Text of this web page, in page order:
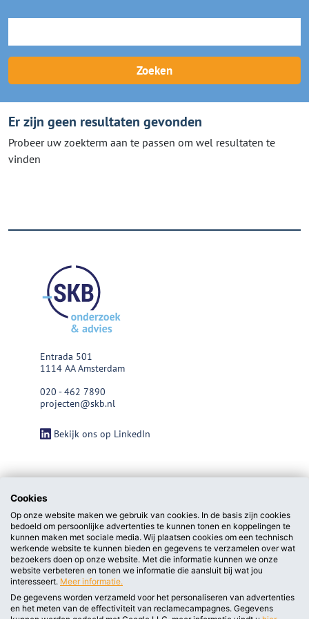
Zoeken
Er zijn geen resultaten gevonden
Probeer uw zoekterm aan te passen om wel resultaten te
vinden
Entrada 501
1114 AA Amsterdam
020 - 462 7890
projecten@skb.nl
Bekijk ons op LinkedIn
Cookies
Op onze website maken we gebruik van cookies. In de basis zijn cookies
bedoeld om persoonlijke advertenties te kunnen tonen en koppelingen te
kunnen maken met sociale media. Wij plaatsen cookies om een technisch
werkende website te kunnen bieden en gegevens te verzamelen over wat
bezoekers doen op onze website. Met die informatie kunnen we onze
website verbeteren en tonen we informatie die aansluit bij wat jou
interesseert. Meer informatie.
De gegevens worden verzameld voor het personaliseren van advertenties
en het meten van de effectiviteit van reclamecampagnes. Gegevens